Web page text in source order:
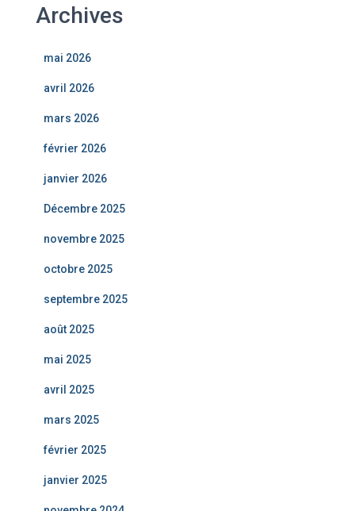
Archives
mai 2026
avril 2026
mars 2026
février 2026
janvier 2026
Décembre 2025
novembre 2025
octobre 2025
septembre 2025
août 2025
mai 2025
avril 2025
mars 2025
février 2025
janvier 2025